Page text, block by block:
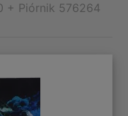
+ Piórnik 576264